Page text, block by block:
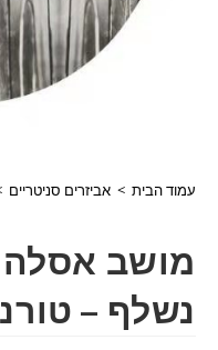
עמוד הבית > אביזרים סניטריים
מושב אסלה
נשלף – טורנדו